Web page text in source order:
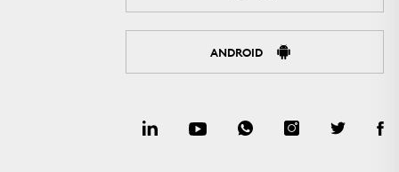
ANDROID